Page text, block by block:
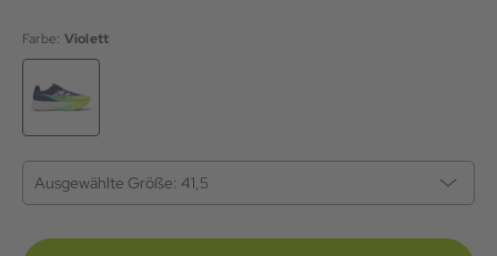
Farbe: Violett
Ausgewählte Größe: 41,5